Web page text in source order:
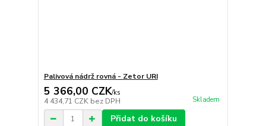
Palivová nádrž rovná - Zetor URI
5 366,00 CZK/ks
4 434,71 CZK bez DPH Skladem
Přidat do košíku